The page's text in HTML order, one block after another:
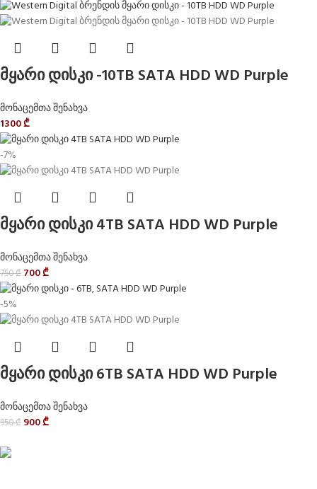
მყარი დისკი -10TB SATA HDD WD Purple
მონაცემთა შენახვა
1300₾
-7%
მყარი დისკი 4TB SATA HDD WD Purple
მონაცემთა შენახვა
750₾ 700₾
-5%
მყარი დისკი 6TB SATA HDD WD Purple
მონაცემთა შენახვა
950₾ 900₾